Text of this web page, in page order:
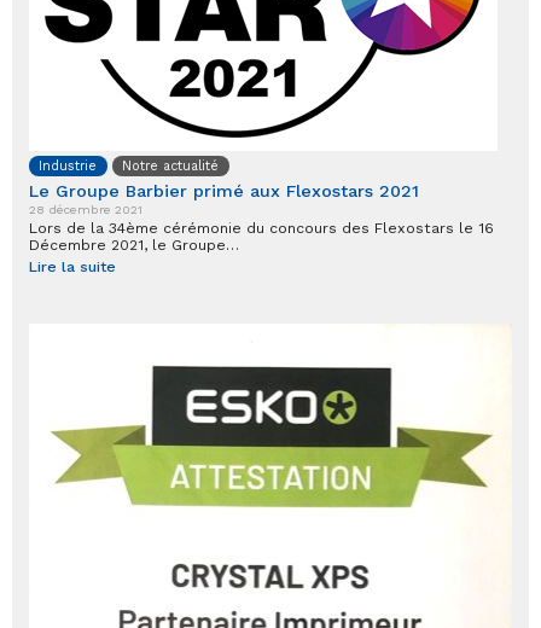
Industrie Notre actualité
Le Groupe Barbier primé aux Flexostars 2021
28 décembre 2021
Lors de la 34ème cérémonie du concours des Flexostars le 16
Décembre 2021, le Groupe…
Lire la suite